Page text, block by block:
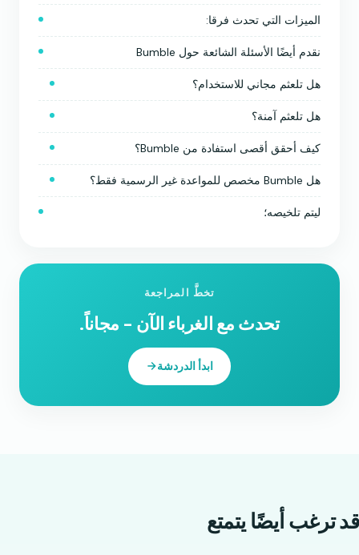
الميزات التي تحدث فرقا:
نقدم أيضًا الأسئلة الشائعة حول Bumble
هل تلعثم مجاني للاستخدام؟
هل تلعثم آمنة؟
كيف أحقق أقصى استفادة من Bumble؟
هل Bumble مخصص للمواعدة غير الرسمية فقط؟
ليتم تلخيصه؛
تخطَّ المراجعة
تحدث مع الغرباء الآن - مجاناً.
ابدأ الدردشة
قد ترغب أيضًا يتمتع